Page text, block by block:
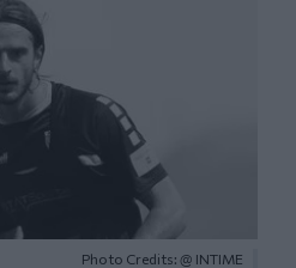
Photo Credits: @ ΙΝΤΙΜΕ